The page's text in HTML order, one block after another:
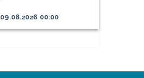
09.08.2026 00:00